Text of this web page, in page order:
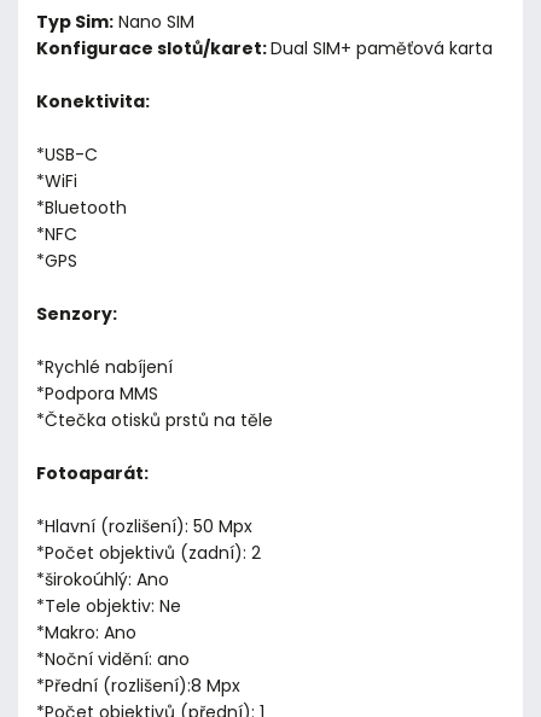
Typ Sim: Nano SIM
Konfigurace slotů/karet:Dual SIM+ paměťová karta
Konektivita:
*USB-C
*WiFi
*Bluetooth
*NFC
*GPS
Senzory:
*Rychlé nabíjení
*Podpora MMS
*Čtečka otisků prstů na těle
Fotoaparát:
*Hlavní (rozlišení): 50 Mpx
*Počet objektivů (zadní): 2
*širokoúhlý: Ano
*Tele objektiv: Ne
*Makro: Ano
*Noční vidění: ano
*Přední (rozlišení):8 Mpx
*Počet objektivů (přední): 1